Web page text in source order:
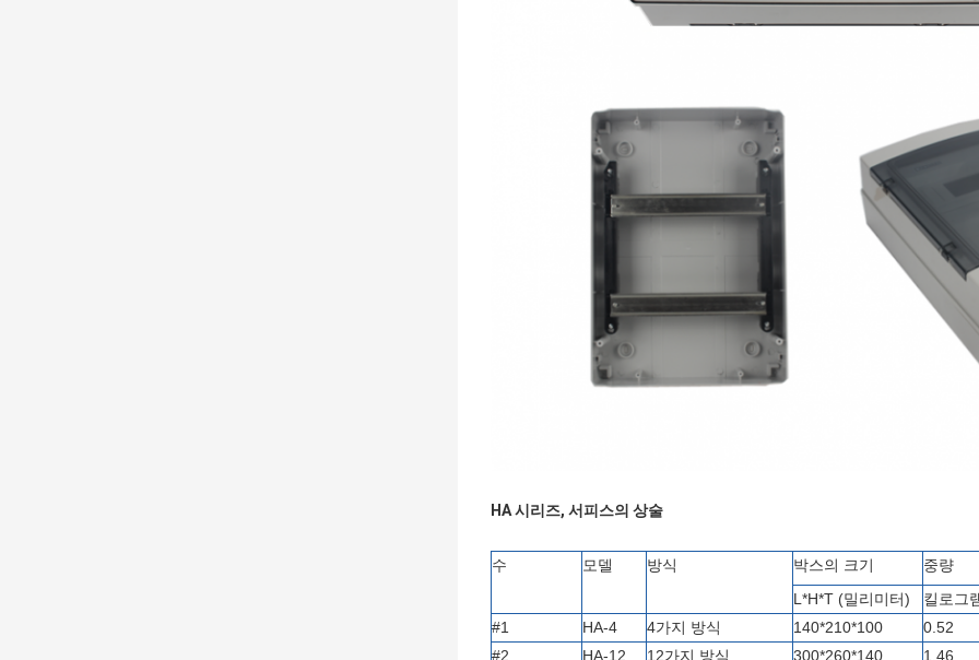
HA 시리즈, 서피스의 상술
수 모델 방식 박스의 크기
중량
L*H*T (밀리미터)
킬로그
#1
HA-4 4가지 방식 140*210*100
0.52
#2
HA-12 12가지 방식 300*260*140
1.46